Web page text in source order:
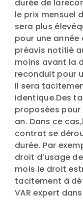
durée de
le prix mensuel
sera plus
pour une
préavis notifié
moins avant la
reconduit pour
il sera
identique.Des
proposées pour
an. Dans ce
contrat se
durée. Par
droit d’usage
mois le droit
tacitement à
VAR expert